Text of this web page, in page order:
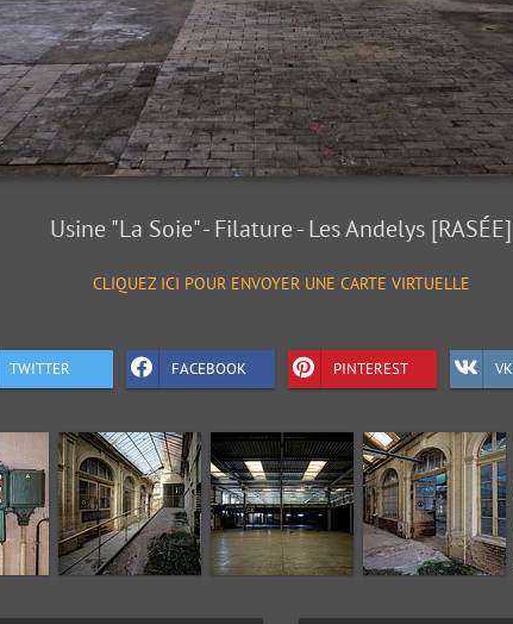
Usine "La Soie" - Filature - Les Andelys [RASÉE]
CLIQUEZ ICI POUR ENVOYER UNE CARTE VIRTUELLE
TWITTER FACEBOOK PINTEREST VK